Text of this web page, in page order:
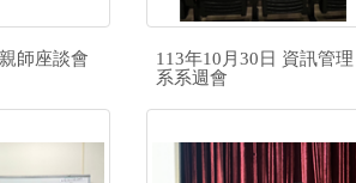
師座談會
113年10月30日 資訊管理
系系週會